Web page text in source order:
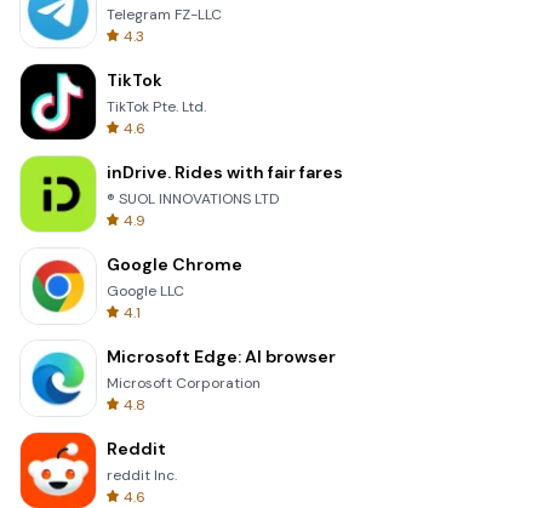
Telegram FZ-LLC
4.3
TikTok
TikTok Pte. Ltd.
4.6
inDrive. Rides with fair fares
® SUOL INNOVATIONS LTD
4.9
Google Chrome
Google LLC
4.1
Microsoft Edge: AI browser
Microsoft Corporation
4.8
Reddit
reddit Inc.
4.6